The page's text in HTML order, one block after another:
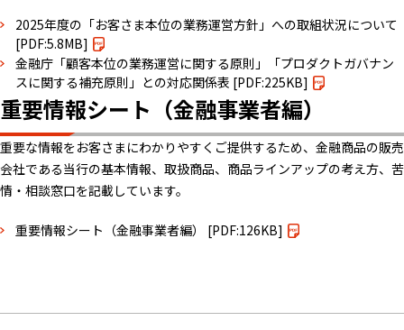
2025年度の「お客さま本位の業務運営方針」への取組状況について
[PDF:5.8MB]
金融庁「顧客本位の業務運営に関する原則」「プロダクトガバナン
スに関する補充原則」との対応関係表 [PDF:225KB]
重要情報シート（金融事業者編）
重要な情報をお客さまにわかりやすくご提供するため、金融商品の販売
会社である当行の基本情報、取扱商品、商品ラインアップの考え方、苦
情・相談窓口を記載しています。
重要情報シート（金融事業者編） [PDF:126KB]